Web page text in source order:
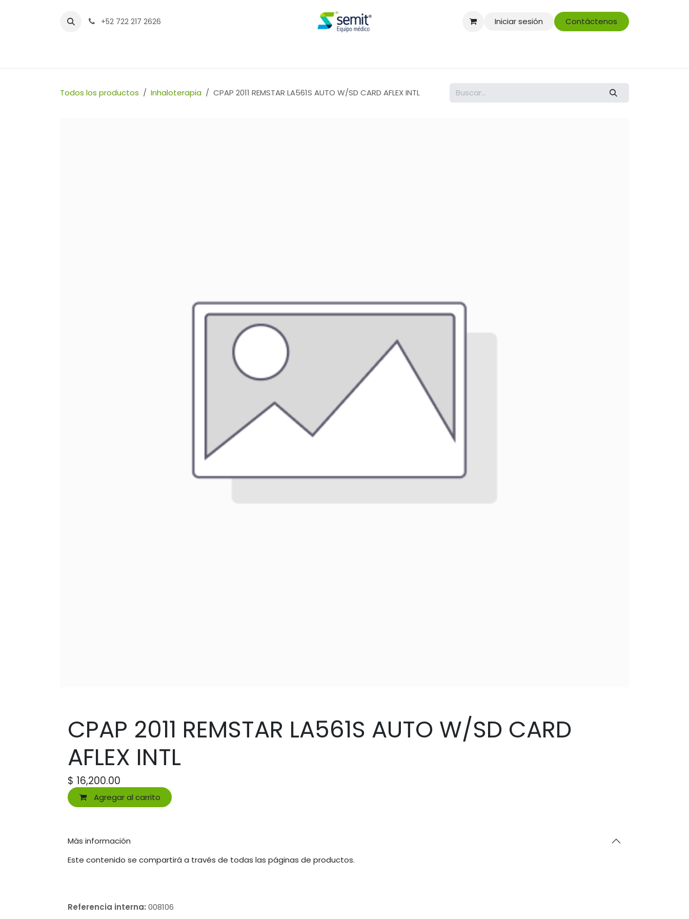
+52 722 217 2626 Iniciar sesión Contáctenos
Todos los productos Inhaloterapia CPAP 2011 REMSTAR LA561S AUTO W/SD CARD AFLEX INTL
CPAP 2011 REMSTAR LA561S AUTO W/SD CARD
AFLEX INTL
$ 16,200.00
Agregar al carrito
Más información
Este contenido se compartirá a través de todas las páginas de productos.
Referencia interna: 008106